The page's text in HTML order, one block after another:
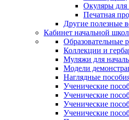
Окуляры для
Печатная
Другие полезные
Кабинет начальной
Образовательные
Коллекции и
Муляжи для
Модели
Наглядные
Ученические
Ученические
Ученические
Ученические